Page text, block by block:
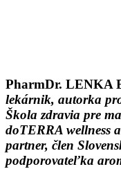
PharmDr. LENKA
lekárnik, autorka
Škola zdravia pre
doTERRA wellness
partner, člen
podporovateľka